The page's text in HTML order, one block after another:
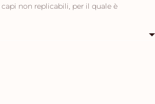
non replicabili, per il quale è